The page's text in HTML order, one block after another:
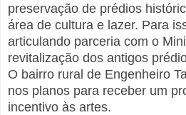
preservação de prédios
área de cultura e lazer. Para
articulando parceria com o
revitalização dos antigos
O bairro rural de Engenheiro
nos planos para receber um
incentivo às artes.